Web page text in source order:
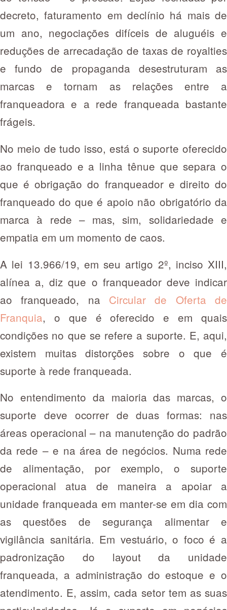
decreto, faturamento em declínio há mais de
um ano, negociações difíceis de aluguéis e
reduções de arrecadação de taxas de royalties
e fundo de propaganda desestruturam as
marcas e tornam as relações entre a
franqueadora e a rede franqueada bastante
frágeis.
No meio de tudo isso, está o suporte oferecido
ao franqueado e a linha tênue que separa o
que é obrigação do franqueador e direito do
franqueado do que é apoio não obrigatório da
marca à rede – mas, sim, solidariedade e
empatia em um momento de caos.
A lei 13.966/19, em seu artigo 2º, inciso XIII,
alínea a, diz que o franqueador deve indicar
ao franqueado, na Circular de Oferta de
Franquia, o que é oferecido e em quais
condições no que se refere a suporte. E, aqui,
existem muitas distorções sobre o que é
suporte à rede franqueada.
No entendimento da maioria das marcas, o
suporte deve ocorrer de duas formas: nas
áreas operacional – na manutenção do padrão
da rede – e na área de negócios. Numa rede
de alimentação, por exemplo, o suporte
operacional atua de maneira a apoiar a
unidade franqueada em manter-se em dia com
as questões de segurança alimentar e
vigilância sanitária. Em vestuário, o foco é a
padronização do layout da unidade
franqueada, a administração do estoque e o
atendimento. E, assim, cada setor tem as suas